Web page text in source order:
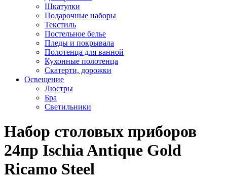
Шкатулки
Подарочные наборы
Текстиль
Постельное белье
Пледы и покрывала
Полотенца для ванной
Кухонные полотенца
Скатерти, дорожки
Освещение
Люстры
Бра
Светильники
Набор столовых приборов
24пр Ischia Antique Gold
Ricamo Steel